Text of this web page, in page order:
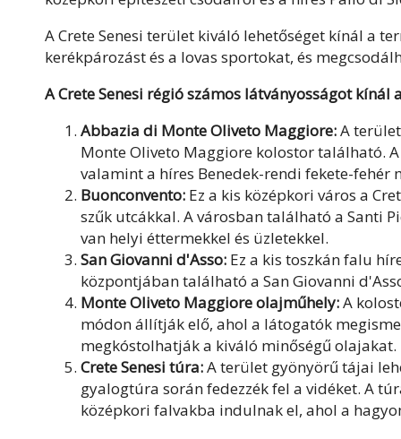
A Crete Senesi terület kiváló lehetőséget kínál a
kerékpározást és a lovas sportokat, és
A Crete Senesi régió számos látványosságot
Abbazia di Monte Oliveto Maggiore:A
Monte Oliveto Maggiore kolostor található.
valamint a híres Benedek-rendi fekete-fehér
Buonconvento: Ez a kis középkori város a
szűk utcákkal. A városban található a Santi
van helyi éttermekkel és üzletekkel.
San Giovanni d'Asso: Ez a kis toszkán falu
központjában található a San Giovanni
Monte Oliveto Maggiore olajműhely:A
módon állítják elő, ahol a látogatók
megkóstolhatják a kiváló minőségű olajakat.
Crete Senesi túra:A terület gyönyörű tájai
gyalogtúra során fedezzék fel a vidéket. A
középkori falvakba indulnak el, ahol a